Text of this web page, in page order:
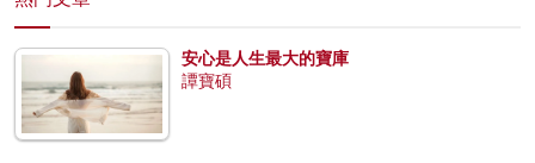
安心是人生最大的寶庫
譚寶碩